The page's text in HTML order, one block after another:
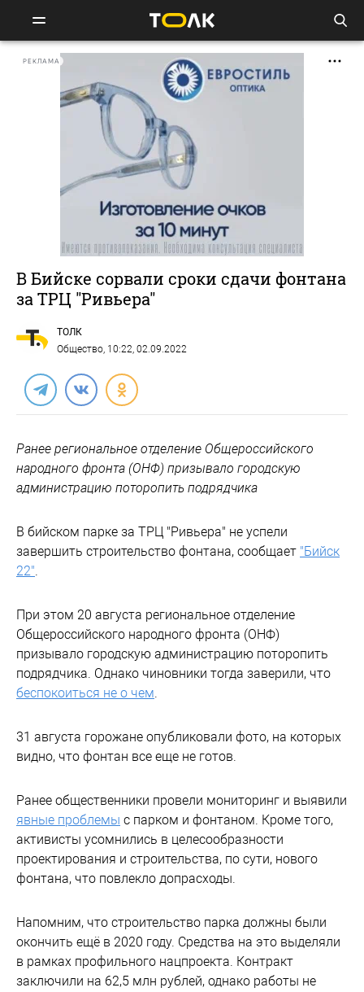
РЕКЛАМА
В Бийске сорвали сроки сдачи фонтана
за ТРЦ "Ривьера"
ТОЛК
Общество, 10:22, 02.09.2022
Ранее региональное отделение Общероссийского
народного фронта (ОНФ) призывало городскую
администрацию поторопить подрядчика
В бийском парке за ТРЦ "Ривьера" не успели
завершить строительство фонтана, сообщает "Бийск
22".
При этом 20 августа региональное отделение
Общероссийского народного фронта (ОНФ)
призывало городскую администрацию поторопить
подрядчика. Однако чиновники тогда заверили, что
беспокоиться не о чем.
31 августа горожане опубликовали фото, на которых
видно, что фонтан все еще не готов.
Ранее общественники провели мониторинг и выявили
явные проблемы с парком и фонтаном. Кроме того,
активисты усомнились в целесообразности
проектирования и строительства, по сути, нового
фонтана, что повлекло допрасходы.
Напомним, что строительство парка должны были
окончить ещё в 2020 году. Средства на это выделяли
в рамках профильного нацпроекта. Контракт
заключили на 62,5 млн рублей, однако работы не